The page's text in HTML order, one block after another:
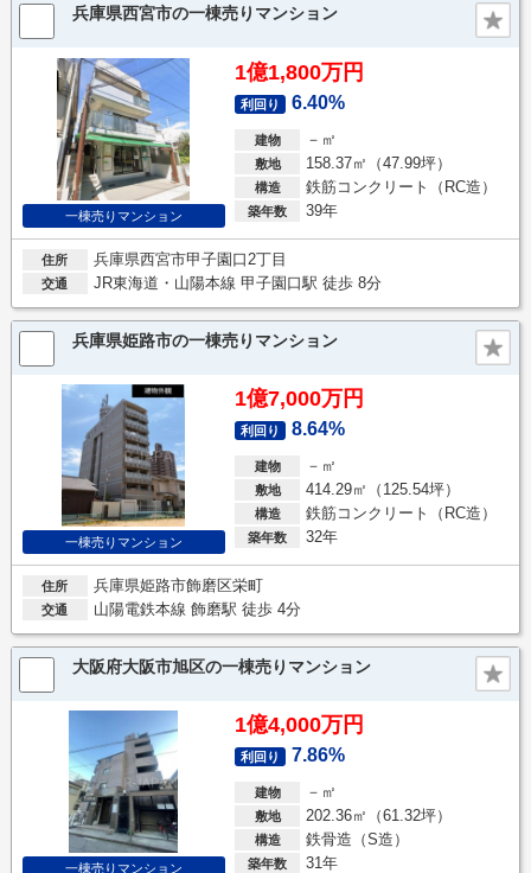
兵庫県西宮市の一棟売りマンション
一棟売りマンション
1億1,800万円
利回り 6.40%
建物 －㎡
敷地 158.37㎡（47.99坪）
構造 鉄筋コンクリート（RC造）
築年数 39年
住所 兵庫県西宮市甲子園口2丁目
交通 JR東海道・山陽本線 甲子園口駅 徒歩 8分
兵庫県姫路市の一棟売りマンション
一棟売りマンション
1億7,000万円
利回り 8.64%
建物 －㎡
敷地 414.29㎡（125.54坪）
構造 鉄筋コンクリート（RC造）
築年数 32年
住所 兵庫県姫路市飾磨区栄町
交通 山陽電鉄本線 飾磨駅 徒歩 4分
大阪府大阪市旭区の一棟売りマンション
一棟売りマンション
1億4,000万円
利回り 7.86%
建物 －㎡
敷地 202.36㎡（61.32坪）
構造 鉄骨造（S造）
築年数 31年